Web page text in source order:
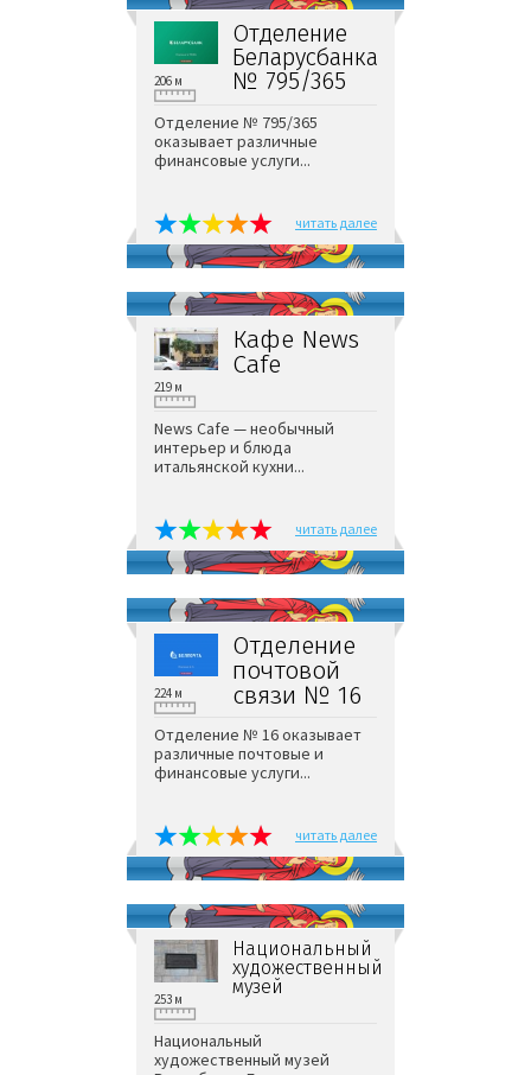
Отделение
Беларусбанка
№ 795/365
206 м
Отделение № 795/365
оказывает различные
финансовые услуги...
читать далее
Кафе News
Cafe
219 м
News Cafe — необычный
интерьер и блюда
итальянской кухни...
читать далее
Отделение
почтовой
связи № 16
224 м
Отделение № 16 оказывает
различные почтовые и
финансовые услуги...
читать далее
Национальный
художественный
музей
253 м
Национальный
художественный музей